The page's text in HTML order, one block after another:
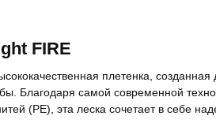
FIRE
плетенка, созданная
Благодаря самой современной
(PE), эта леска сочетает в себе